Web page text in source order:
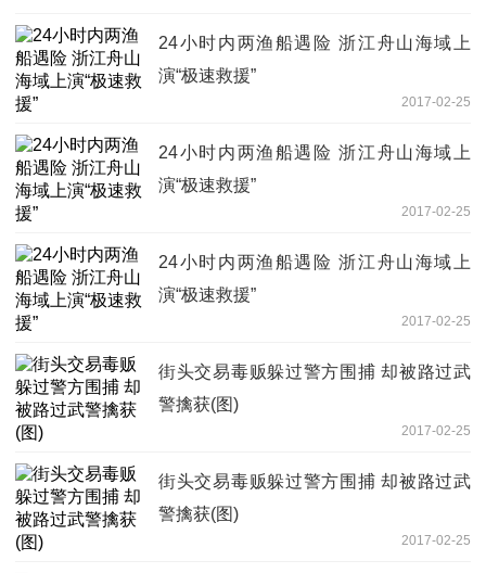
24小时内两渔船遇险 浙江舟山海域上
演“极速救援”
2017-02-25
24小时内两渔船遇险 浙江舟山海域上
演“极速救援”
2017-02-25
24小时内两渔船遇险 浙江舟山海域上
演“极速救援”
2017-02-25
街头交易毒贩躲过警方围捕 却被路过武
警擒获(图)
2017-02-25
街头交易毒贩躲过警方围捕 却被路过武
警擒获(图)
2017-02-25